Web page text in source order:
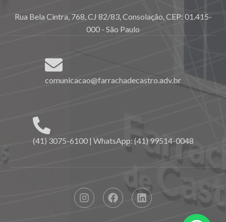
Rua Bela Cintra, 768, CJ 82/83, Consolação, CEP: 01.415-
000 - São Paulo
comunicacao@farrachadecastro.adv.br
(41) 3075-6100 | WhatsApp: (41) 99514-0048